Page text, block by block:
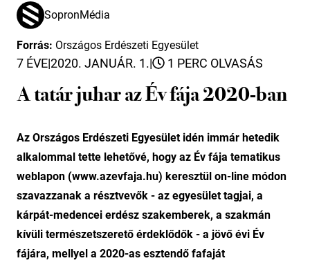
SopronMédia
Forrás: Országos Erdészeti Egyesület
7 ÉVE|2020. JANUÁR. 1.| 1 PERC OLVASÁS
A tatár juhar az Év fája 2020-ban
Az Országos Erdészeti Egyesület idén immár hetedik
alkalommal tette lehetővé, hogy az Év fája tematikus
weblapon (www.azevfaja.hu) keresztül on-line módon
szavazzanak a résztvevők - az egyesület tagjai, a
kárpát-medencei erdész szakemberek, a szakmán
kívüli természetszerető érdeklődők - a jövő évi Év
fájára, mellyel a 2020-as esztendő fafaját